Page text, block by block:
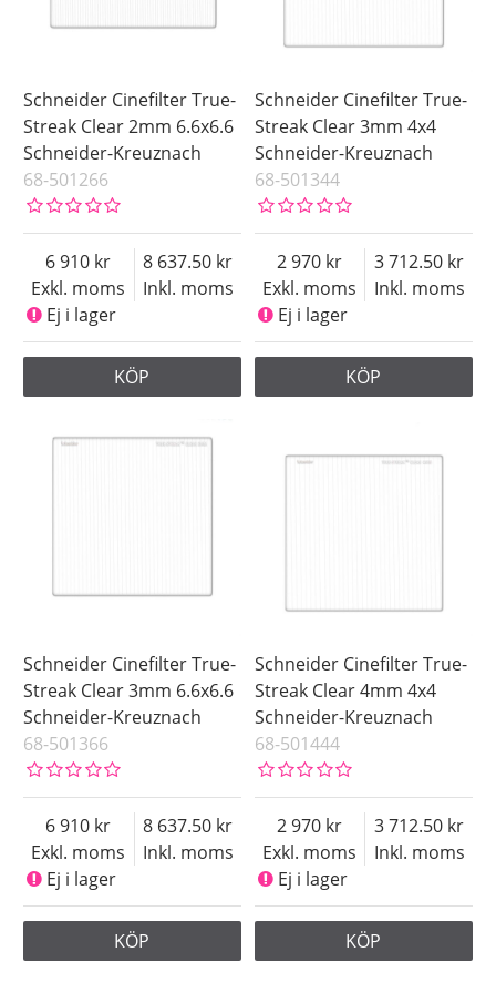
Schneider Cinefilter True-
Streak Clear 2mm 6.6x6.6
Schneider-Kreuznach
68-501266
Exkl. moms
6 910
Inkl. moms
8 637.50
Ej i lager
KÖP
Schneider Cinefilter True-
Streak Clear 3mm 4x4
Schneider-Kreuznach
68-501344
Exkl. moms
2 970
Inkl. moms
3 712.50
Ej i lager
KÖP
Schneider Cinefilter True-
Streak Clear 3mm 6.6x6.6
Schneider-Kreuznach
68-501366
Exkl. moms
6 910
Inkl. moms
8 637.50
Ej i lager
KÖP
Schneider Cinefilter True-
Streak Clear 4mm 4x4
Schneider-Kreuznach
68-501444
Exkl. moms
2 970
Inkl. moms
3 712.50
Ej i lager
KÖP